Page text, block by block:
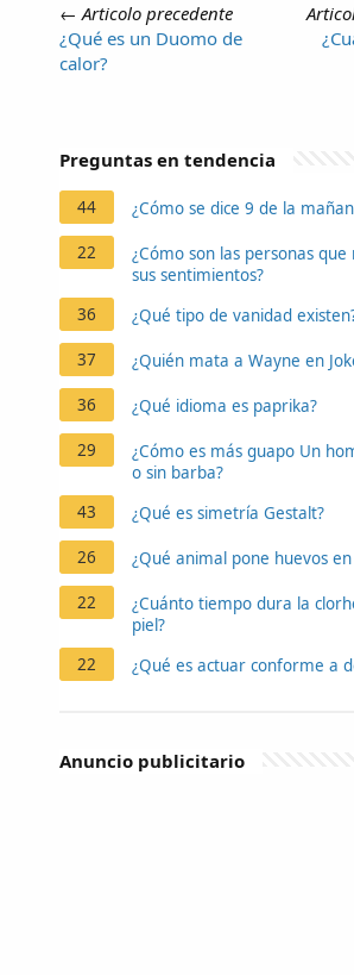
←Articolo precedente
¿Qué es un Duomo de
calor?
Preguntas en tendencia
44 ¿Cómo se dice 9 de la
22
¿Cómo son las personas
sus sentimientos?
36
¿Qué tipo de vanidad
37 ¿Quién mata a Wayne en
36 ¿Qué idioma es paprika?
29
¿Cómo es más guapo Un
o sin barba?
43
¿Qué es simetría Gestalt?
26 ¿Qué animal pone huevos
22
¿Cuánto tiempo dura la
piel?
22
¿Qué es actuar conforme a
Anuncio publicitario